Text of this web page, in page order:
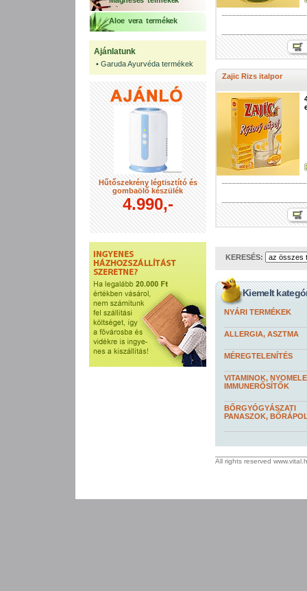
Aloe vera termékek
Ajánlatunk
• Garuda Ayurvéda termékek
Hűtőszekrény légtisztító és
gombaölő készülék
4.990,-
Zajic Rizs italpor
KERESÉS:
Kiemelt
NYÁRI TERMÉKEK
ALLERGIA, ASZTMA
MÉREGTELENÍTÉS
VITAMINOK,
IMMUNERŐSÍTŐK
BŐRGYÓGYÁSZATI
PANASZOK,
All rights reserved